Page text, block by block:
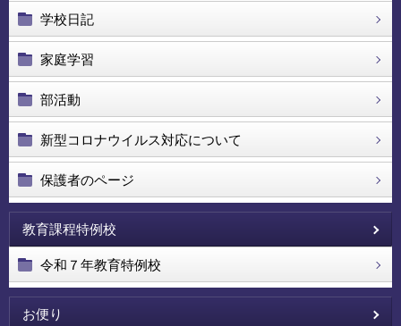
学校日記
家庭学習
部活動
新型コロナウイルス対応について
保護者のページ
教育課程特例校
令和７年教育特例校
お便り